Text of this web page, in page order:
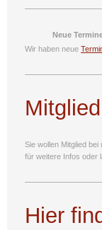
Neue
Wir haben neue
Sie wollen Mitglied
für weitere Infos oder
Hier